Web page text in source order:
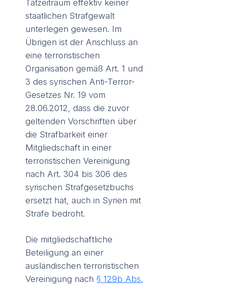
Tatzeitraum effektiv keiner
staatlichen Strafgewalt
unterlegen gewesen. Im
Übrigen ist der Anschluss an
eine terroristischen
Organisation gemäß Art. 1 und
3 des syrischen Anti-Terror-
Gesetzes Nr. 19 vom
28.06.2012, dass die zuvor
geltenden Vorschriften über
die Strafbarkeit einer
Mitgliedschaft in einer
terroristischen Vereinigung
nach Art. 304 bis 306 des
syrischen Strafgesetzbuchs
ersetzt hat, auch in Syrien mit
Strafe bedroht.
Die mitgliedschaftliche
Beteiligung an einer
ausländischen terroristischen
Vereinigung nach § 129b Abs.